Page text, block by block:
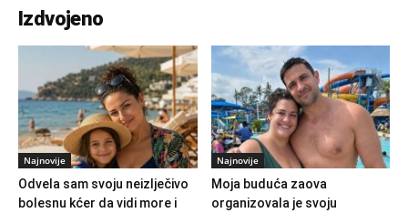
Izdvojeno
Najnovije
Odvela sam svoju neizlječivo
bolesnu kćer da vidi more i
Najnovije
Moja buduća zaova
organizovala je svoju